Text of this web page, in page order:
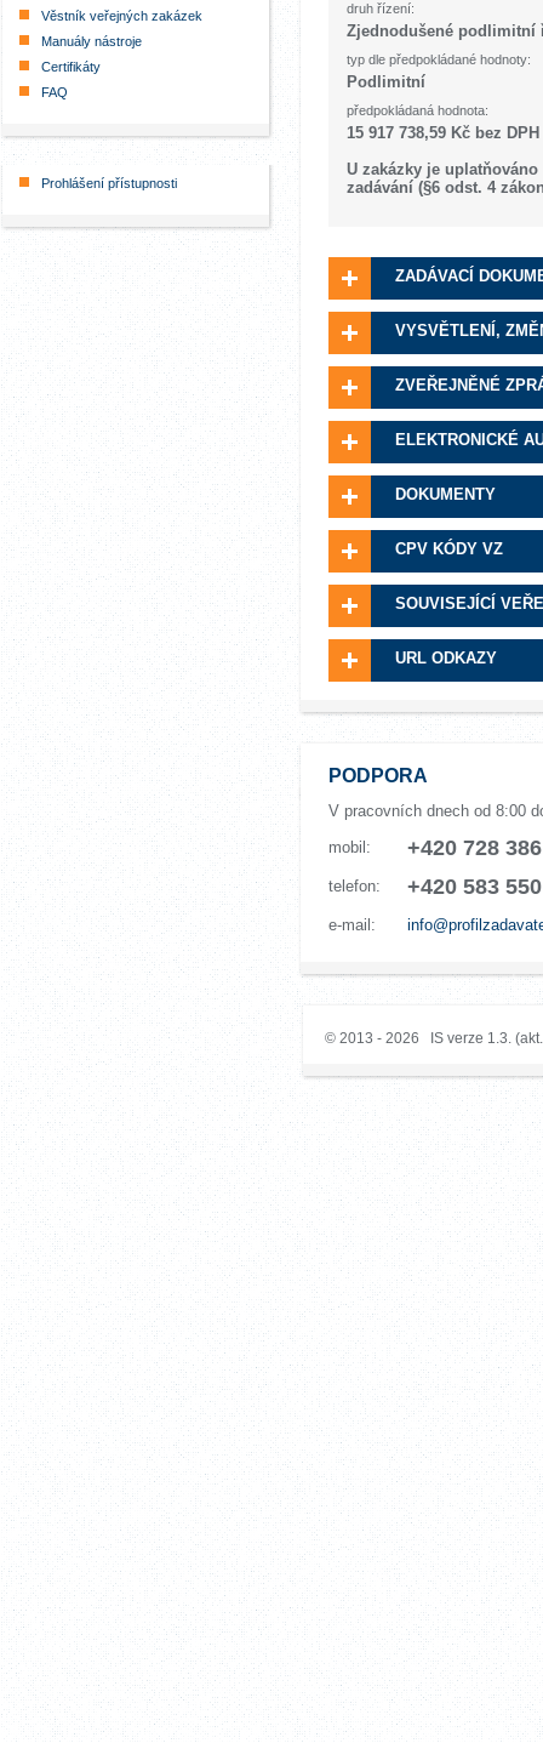
Věstník veřejných zakázek
Manuály nástroje
Certifikáty
FAQ
Prohlášení přístupnosti
druh řízení:
Zjednodušené podlimitní
typ dle předpokládané hodnoty:
Podlimitní
předpokládaná hodnota:
15 917 738,59 Kč bez DPH
U zakázky je
zadávání (§6 odst. 4
ZADÁVACÍ
VYSVĚTLENÍ,
ZVEŘEJNĚNÉ
ELEKTRONICKÉ
DOKUMENTY
CPV KÓDY VZ
SOUVISEJÍCÍ
URL ODKAZY
PODPORA
V pracovních dnech od 8:00
mobil:
+420 728
telefon: +420 583
e-mail:
© 2013 - 2026 IS verze 1.3.